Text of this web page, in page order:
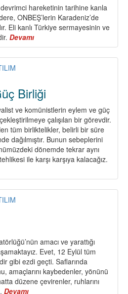
devrimci hareketinin tarihine kanla
ONBEŞ’lerin Karadeniz’de
Eli kanlı Türkiye sermayesinin ve
Devamı
KIZILDERE
Birliği
ve komünistlerin eylem ve güç
çalışılan bir görevdir.
tüm birliktelikler, belirli bir süre
dağılmıştır. Bunun sebeplerini
dönemde tekrar aynı
ile karşı karşıya kalacağız.
amacı ve yarattığı
Evet, 12 Eylül tüm
gibi ezdi geçti. Saflarında
amaçlarını kaybedenler, yönünü
düzene çevirenler, ruhlarını
Devamı